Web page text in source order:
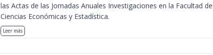
las Actas de las Jornadas Anuales Investigaciones en la Facultad de
Ciencias Económicas y Estadística.
Leer más